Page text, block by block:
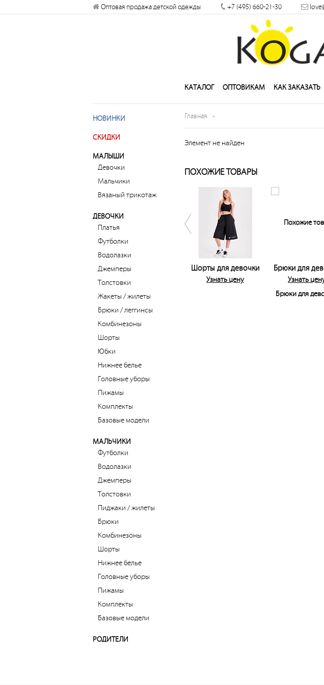
рабочий стол
Разрешить
Оптовая продажа детской одежды +7 (495) 660-21-30
КАТАЛОГ ОПТОВИКАМ КАК ЗАКАЗАТЬ
НОВИНКИ
СКИДКИ
МАЛЫШИ
Девочки
Мальчики
Вязаный трикотаж
ДЕВОЧКИ
Платья
Футболки
Водолазки
Джемперы
Толстовки
Жакеты / жилеты
Брюки / леггинсы
Комбинезоны
Шорты
Юбки
Нижнее белье
Головные уборы
Пижамы
Комплекты
Базовые модели
МАЛЬЧИКИ
Футболки
Водолазки
Джемперы
Толстовки
Пиджаки / жилеты
Брюки
Комбинезоны
Шорты
Нижнее белье
Головные уборы
Пижамы
Комплекты
Базовые модели
РОДИТЕЛИ
Главная
Элемент не найден
ПОХОЖИЕ ТОВАРЫ
Шорты для девочки
Узнать цену
Брюки для
Узнать